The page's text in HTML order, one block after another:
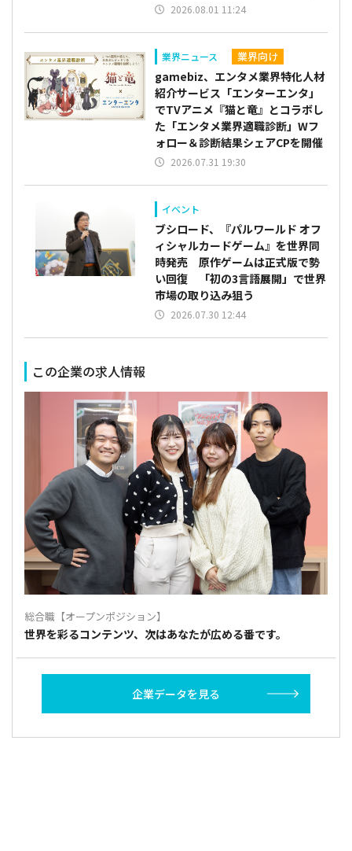
2026.08.01 11:24
業界ニュース 業界向け
gamebiz、エンタメ業界特化人材
紹介サービス「エンターエンタ」
でTVアニメ『猫と竜』とコラボし
た「エンタメ業界適職診断」Wフ
ォロー＆診断結果シェアCPを開催
2026.07.31 19:30
イベント
ブシロード、『パルワールド オフ
ィシャルカードゲーム』を世界同
時発売 原作ゲームは正式版で勢
い回復 「初の3言語展開」で世界
市場の取り込み狙う
2026.07.30 12:44
この企業の求人情報
総合職【オープンポジション】
世界を彩るコンテンツ、次はあなたが広める番です。
企業データを見る